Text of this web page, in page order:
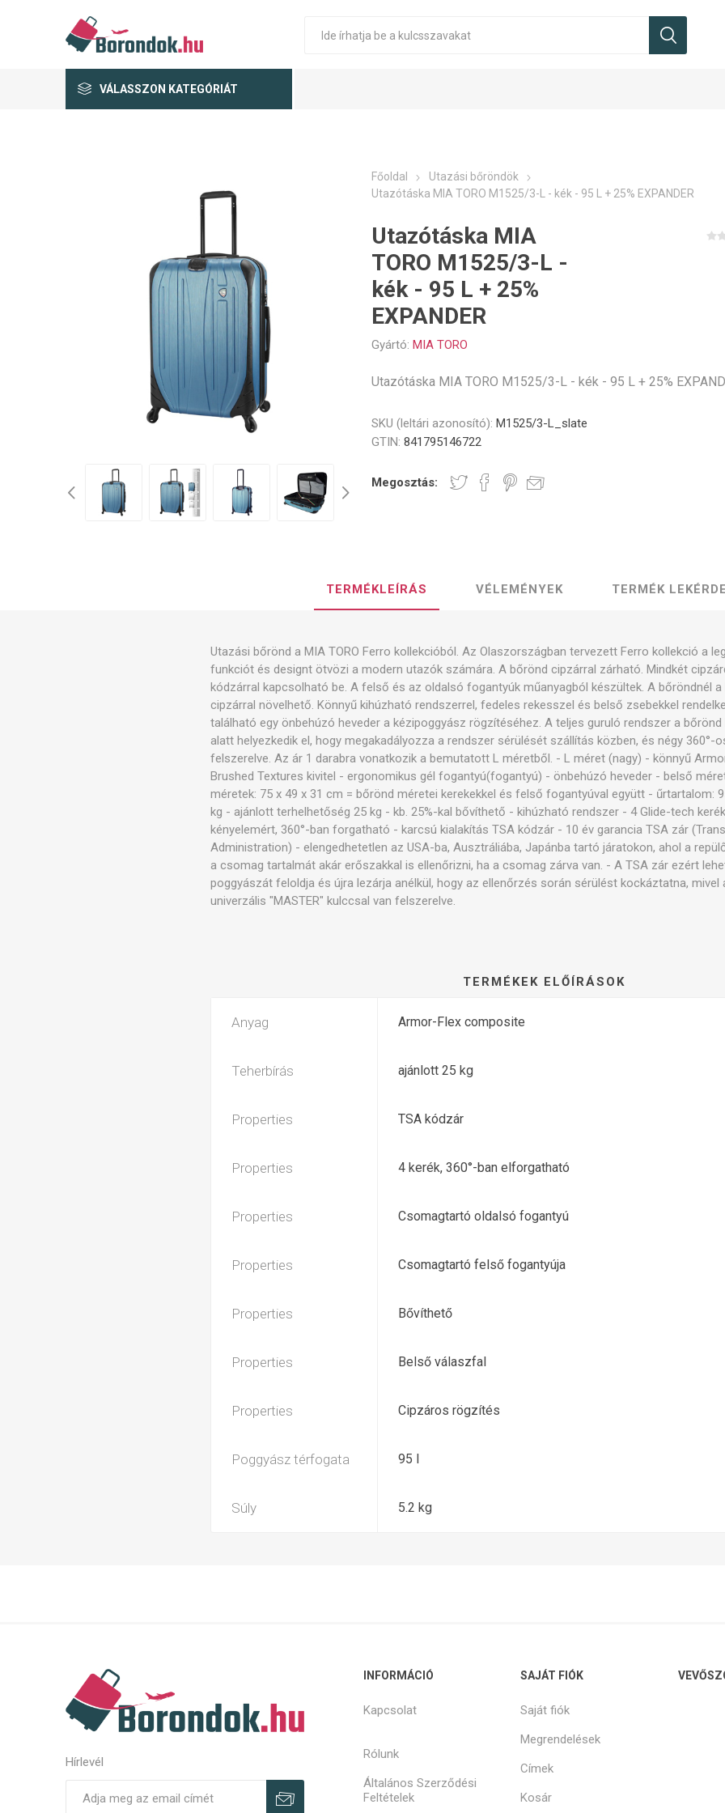
VÁLASSZON KATEGÓRIÁT
Főoldal
Utazási bőröndök
Utazótáska MIA TORO M1525/3-L - kék - 95 L + 25% EXPANDER
Utazótáska MIA
TORO M1525/3-L -
kék - 95 L + 25%
EXPANDER
Gyártó: MIA TORO
Utazótáska MIA TORO M1525/3-L - kék - 95 L + 25%
SKU (leltári azonosító): M1525/3-L_slate
GTIN: 841795146722
Megosztás:
TERMÉKLEÍRÁS VÉLEMÉNYEK TERMÉK
Utazási bőrönd a MIA TORO Ferro kollekcióból. Az Olaszországban tervezett Ferro kollekció a
funkciót és designt ötvözi a modern utazók számára. A bőrönd cipzárral zárható. Mindkét
kódzárral kapcsolható be. A felső és az oldalsó fogantyúk műanyagból készültek. A bőröndnél
cipzárral növelhető. Könnyű kihúzható rendszerrel, fedeles rekesszel és belső zsebekkel
található egy önbehúzó heveder a kézipoggyász rögzítéséhez. A teljes guruló rendszer a
alatt helyezkedik el, hogy megakadályozza a rendszer sérülését szállítás közben, és négy 360°-
felszerelve. Az ár 1 darabra vonatkozik a bemutatott L méretből. - L méret (nagy) - könnyű
Brushed Textures kivitel - ergonomikus gél fogantyú(fogantyú) - önbehúzó heveder - belső
méretek: 75 x 49 x 31 cm = bőrönd méretei kerekekkel és felső fogantyúval együtt - űrtartalom:
kg - ajánlott terhelhetőség 25 kg - kb. 25%-kal bővíthető - kihúzható rendszer - 4 Glide-tech
kényelemért, 360°-ban forgatható - karcsú kialakítás TSA kódzár - 10 év garancia TSA zár
Administration) - elengedhetetlen az USA-ba, Ausztráliába, Japánba tartó járatokon, ahol a
a csomag tartalmát akár erőszakkal is ellenőrizni, ha a csomag zárva van. - A TSA zár ezért
poggyászát feloldja és újra lezárja anélkül, hogy az ellenőrzés során sérülést kockáztatna, mivel
univerzális "MASTER" kulccsal van felszerelve.
TERMÉKEK ELŐÍRÁSOK
Anyag Armor-Flex composite
Teherbírás ajánlott 25 kg
Properties TSA kódzár
Properties 4 kerék, 360°-ban elforgatható
Properties Csomagtartó oldalsó fogantyú
Properties Csomagtartó felső fogantyúja
Properties Bővíthető
Properties Belső válaszfal
Properties Cipzáros rögzítés
Poggyász térfogata 95 l
Súly 5.2 kg
Hírlevél
INFORMÁCIÓ
Kapcsolat
Rólunk
Általános Szerződési
Feltételek
SAJÁT FIÓK
Saját fiók
Megrendelések
Címek
Kosár